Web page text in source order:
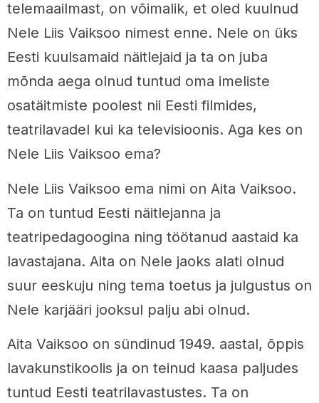
telemaailmast, on võimalik, et oled kuulnud
Nele Liis Vaiksoo nimest enne. Nele on üks
Eesti kuulsamaid näitlejaid ja ta on juba
mõnda aega olnud tuntud oma imeliste
osatäitmiste poolest nii Eesti filmides,
teatrilavadel kui ka televisioonis. Aga kes on
Nele Liis Vaiksoo ema?
Nele Liis Vaiksoo ema nimi on Aita Vaiksoo.
Ta on tuntud Eesti näitlejanna ja
teatripedagoogina ning töötanud aastaid ka
lavastajana. Aita on Nele jaoks alati olnud
suur eeskuju ning tema toetus ja julgustus on
Nele karjääri jooksul palju abi olnud.
Aita Vaiksoo on sündinud 1949. aastal, õppis
lavakunstikoolis ja on teinud kaasa paljudes
tuntud Eesti teatrilavastustes. Ta on